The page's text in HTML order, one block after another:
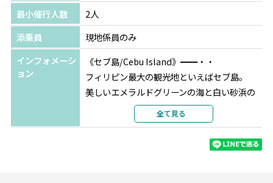
21:00-22:00頃 トップスで夜景をお楽しみください
23:00頃 空港到着予定
※トップスの入場料は含まれておりません。現地でお支払
いが必要となります。
※混載車1台でのご案内となります。
*＊☆☆＊**＊☆☆＊**＊☆☆＊**＊☆☆＊**＊☆☆＊**
最小催行人数
2人
添乗員
現地係員のみ
インフォメーシ
ョン
《セブ島/Cebu Island》━━・・
フィリピン最大の観光地といえばセブ島。
美しいエメラルドグリーンの海と白い砂浜の
美しいビーチがなんといっても魅力♪
カトリック教会や植民地時代の歴史的建造
物、夜景が美しい展望台、ショッピングモー
ルなどと見どころがたくさんあります！
全て見る